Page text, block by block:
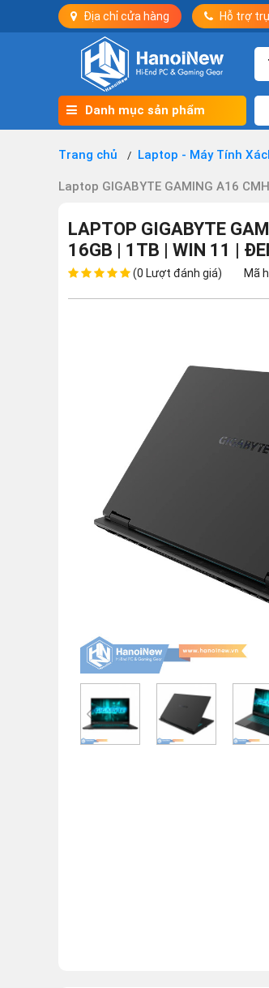
Địa chỉ cửa hàng Hỗ trợ
Danh mục sản phẩm
Trang chủ Laptop - Máy Tính
Laptop GIGABYTE GAMING A16
LAPTOP GIGABYTE
16GB | 1TB | WIN 11 |
(0 Lượt đánh giá) Mã